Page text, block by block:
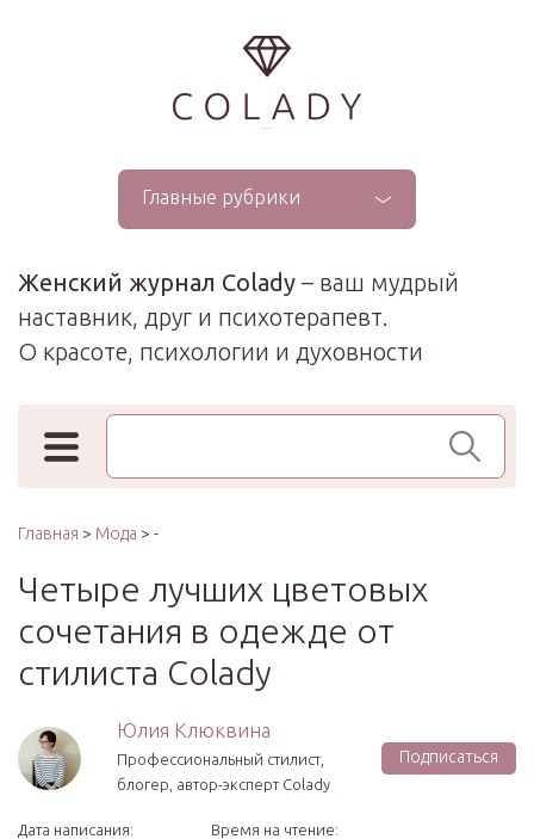
...
Главные рубрики
Женский журнал Colady – ваш мудрый
наставник, друг и психотерапевт.
О красоте, психологии и духовности
Поиск по сайту
Главная > Мода > -
Четыре лучших цветовых
сочетания в одежде от
стилиста Colady
Юлия Клюквина
Профессиональный стилист,
блогер, автор-эксперт Colady
Подписаться
Дата написания:
Время на чтение: